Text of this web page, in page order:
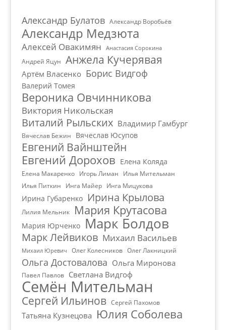
Александр Булатов Александр Воробьёв
Александр Медзюта
Алексей Овакимян Анастасия Сорокина
Андрей Яцун Анжела Кучерявая
Артём Власенко Борис Видгоф
Валерий Томея
Вероника Овчинникова
Виктория Никольская
Виталий Рыльских Владимир Гамбург
Вячеслав Бежин Вячеслав Юсупов
Евгений Вайнштейн
Евгений Дорохов Елена Коляда
Елена Макаренко Игорь Лиман
Илья Мительман
Илья Питкин
Инга Майер Инга Мицукова
Ирина Губаренко Ирина Крылова
Лилия Мельник Мария Крутасова
Мария Юрченко Марк Болдов
Марк Лейвиков Михаил Васильев
Михаил Юревич Олег Колесников Олег Лакницкий
Ольга Достовалова Ольга Миронова
Павел Павлов Светлана Видгоф
Семён Мительман
Сергей Ильинов Сергей Пахомов
Татьяна Кузнецова Юлия Соболева